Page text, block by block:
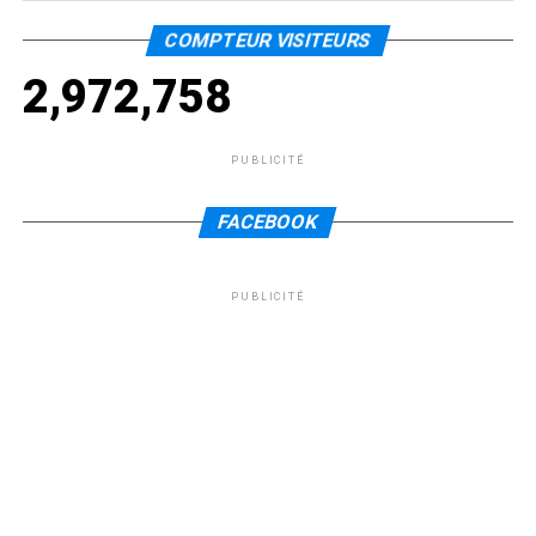
COMPTEUR VISITEURS
2,972,758
PUBLICITÉ
FACEBOOK
PUBLICITÉ